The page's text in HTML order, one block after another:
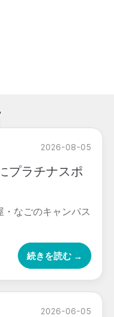
2026-08-05
プラチナスポ
なごのキャンパス
続きを読む →
2026-06-05